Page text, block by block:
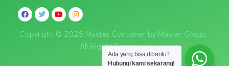
Copyright © 2026 Master Container by Master Group .
All Rights Reserved.
Ada yang bisa dibantu?
Hubungi kami sekarang!